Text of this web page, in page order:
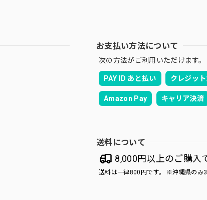
お支払い方法について
次の方法がご利用いただけます。
PAY ID あと払い クレジッ
Amazon Pay キャリア決済
送料について
8,000円以上のご購入
送料は一律800円です。 ※沖縄県のみ